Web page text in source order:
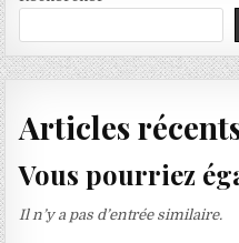
Articles
Vous pourriez
Il n’y a pas d’entrée similaire.